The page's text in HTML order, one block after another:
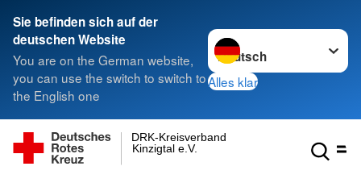
Sie befinden sich auf der
deutschen Website
You are on the German website,
you can use the switch to switch to
the English one
Sprache wechseln zu
Alles klar
Kinzigtal e.V.
DRK-Kreisverband